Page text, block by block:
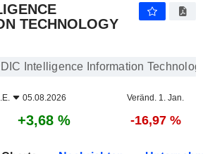
TECHNOLOGY
Intelligence Information
05.08.2026 Veränd. 1. Jan.
+3,68 % -16,97 %